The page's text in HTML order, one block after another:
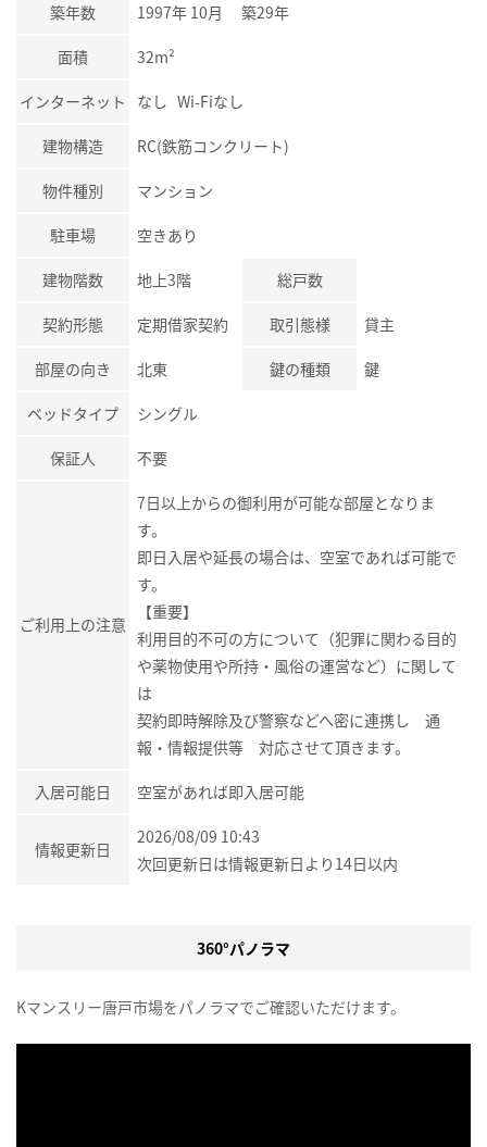
築年数 1997年 10月 築29年
面積 32m²
インターネット なし Wi-Fiなし
建物構造 RC(鉄筋コンクリート)
物件種別 マンション
駐車場 空きあり
建物階数 地上3階 総戸数
契約形態 定期借家契約 取引態様 貸主
部屋の向き 北東 鍵の種類 鍵
ベッドタイプ シングル
保証人 不要
ご利用上の注意
7日以上からの御利用が可能な部屋となりま
す。
即日入居や延長の場合は、空室であれば可能で
す。
【重要】
利用目的不可の方について（犯罪に関わる目的
や薬物使用や所持・風俗の運営など）に関して
は
契約即時解除及び警察などへ密に連携し 通
報・情報提供等 対応させて頂きます。
入居可能日 空室があれば即入居可能
情報更新日
2026/08/09 10:43
次回更新日は情報更新日より14日以内
360°パノラマ
Kマンスリー唐戸市場をパノラマでご確認いただけます。